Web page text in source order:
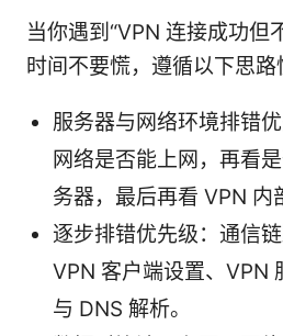
当你遇到“VPN 连接成功但
时间不要慌，遵循以下思路
服务器与网络环境排错
网络是否能上网，再看
务器，最后再看 VPN 内
逐步排错优先级：通信
VPN 客户端设置、VPN
与 DNS 解析。